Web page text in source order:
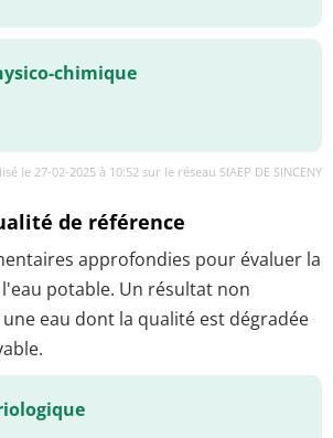
chimique
le 27-02-2025 à 10:52 sur le réseau SIAEP DE SINCENY
de référence
approfondies pour évaluer la
potable. Un résultat non
eau dont la qualité est dégradée